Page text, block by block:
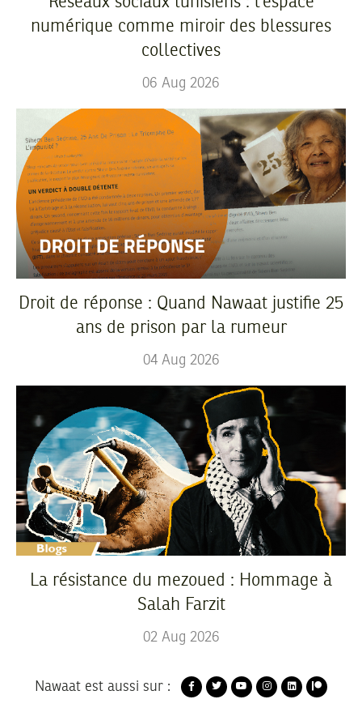
numérique comme miroir des blessures
collectives
06 Aug 2026
Droit de réponse : Quand Nawaat justifie 25
ans de prison par la rumeur
04 Aug 2026
La résistance du mezoued : Hommage à
Salah Farzit
02 Aug 2026
Nawaat est aussi sur :